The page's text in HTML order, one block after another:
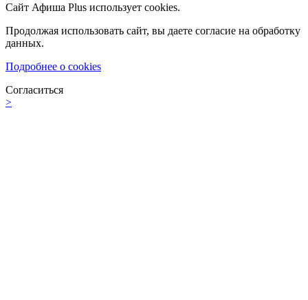
Сайт Афиша Plus использует cookies.
Продолжая использовать сайт, вы даете согласие на обработку
данных.
Подробнее о cookies
Согласиться
>